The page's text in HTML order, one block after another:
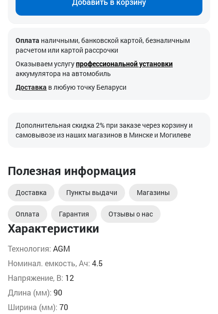
Характеристики
Технология: AGM
Номинал. емкость, Ач: 4.5
Напряжение, В: 12
Длина (мм): 90
Ширина (мм): 70
Оплата наличными, банковской картой, безналичным
расчетом или картой рассрочки
Оказываем услугупрофессиональной установки
аккумулятора на автомобиль
Доставка в любую точку Беларуси
Дополнительная скидка 2% при заказе через корзину и
самовывозе из наших магазинов в Минске и Могилеве
Полезная информация
Доставка Пункты выдачи Магазины
Оплата Гарантия Отзывы о нас